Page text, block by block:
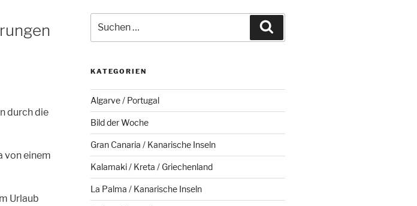
durch die
von einem
Urlaub
nach:
KATEGORIEN
Algarve / Portugal
Bild der Woche
Gran Canaria / Kanarische Inseln
Kalamaki / Kreta / Griechenland
La Palma / Kanarische Inseln